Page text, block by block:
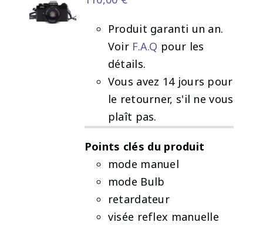
Produit garanti un an.
Voir F.A.Q pour les
détails.
Vous avez 14 jours pour
le retourner, s'il ne vous
plaît pas.
Points clés du produit
mode manuel
mode Bulb
retardateur
visée reflex manuelle